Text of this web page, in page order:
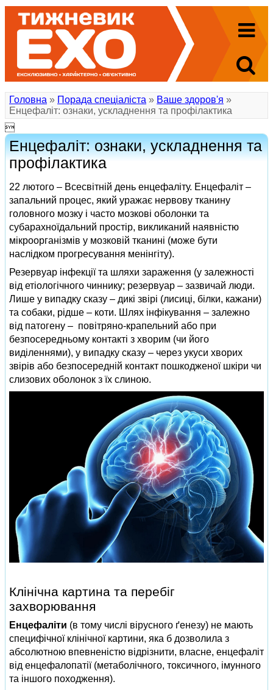
Головна » Порада спеціаліста » Ваше здоров'я »
Енцефаліт: ознаки, ускладнення та профілактика

Енцефаліт: ознаки, ускладнення та
профілактика
22 лютого – Всесвітній день енцефаліту. Енцефаліт –
запальний процес, який уражає нервову тканину
головного мозку і часто мозкові оболонки та
субарахноїдальний простір, викликаний наявністю
мікроорганізмів у мозковій тканині (може бути
наслідком прогресування менінгіту).
Резервуар інфекції та шляхи зараження (у залежності
від етіологічного чиннику; резервуар – зазвичай люди.
Лише у випадку сказу – дикі звірі (лисиці, білки, кажани)
та собаки, рідше – коти. Шлях інфікування – залежно
від патогену – повітряно-крапельний або при
безпосередньому контакті з хворим (чи його
виділеннями), у випадку сказу – через укуси хворих
звірів або безпосередній контакт пошкодженої шкіри чи
слизових оболонок з їх слиною.
Клінічна картина та перебіг
захворювання
Енцефаліти (в тому числі вірусного ґенезу) не мають
специфічної клінічної картини, яка б дозволила з
абсолютною впевненістю відрізнити, власне, енцефаліт
від енцефалопатії (метаболічного, токсичного, імунного
та іншого походження).